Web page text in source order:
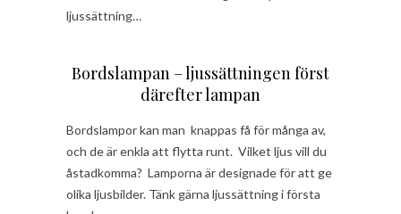
ljussättning…
Bordslampan – ljussättningen först
därefter lampan
Bordslampor kan man knappas få för många av,
och de är enkla att flytta runt. Vilket ljus vill du
åstadkomma? Lamporna är designade för att ge
olika ljusbilder. Tänk gärna ljussättning i första